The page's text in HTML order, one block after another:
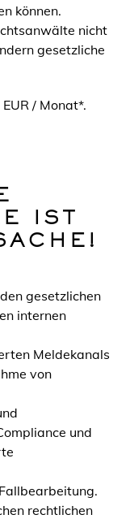
können.
nicht
gesetzliche
/ Monat*.
IST
gesetzlichen
internen
Meldekanals
von
und
rechtlichen